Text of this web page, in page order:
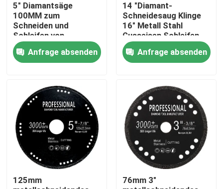
Haus
Produkte
Videos
5" Diamantsäge
100MM zum
Schneiden und
Schleifen von
Steinmarmor-
Keramik-Granit
Anfrage absenden
14 "Diamant-
Schneidesaug Klinge
16" Metall Stahl
Gusseisen Schleifen
für Straßenrettung
Anfrage absenden
125mm
76mm 3"